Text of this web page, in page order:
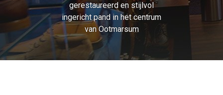
gerestaureerd en stijlvol
ingericht pand in het centrum
van Ootmarsum